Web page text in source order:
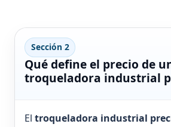
Sección 2
Qué define el precio de
troqueladora industrial
El troqueladora industrial